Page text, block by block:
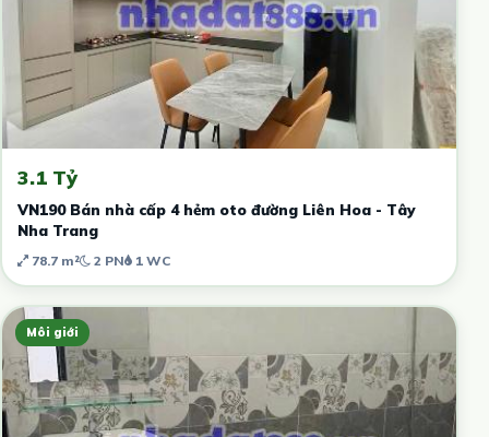
3.1 Tỷ
VN190 Bán nhà cấp 4 hẻm oto đường Liên Hoa - Tây
Nha Trang
78.7 m² 2 PN 1 WC
Môi giới